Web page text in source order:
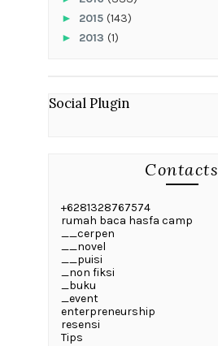
► 2015 (143)
► 2013 (1)
Social Plugin
Contacts
+6281328767574
rumah baca hasfa camp
__cerpen
__novel
__puisi
_non fiksi
_buku
_event
enterpreneurship
resensi
Tips